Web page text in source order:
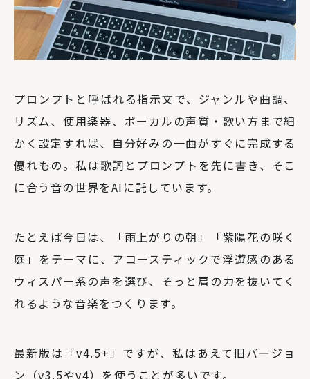
プロンプトと呼ばれる指示文で、ジャンルや曲調、
リズム、使用楽器、ボーカルの声質・歌い方まで細
かく設定すれば、自分好みの一曲がすぐに完成する
優れもの。私は歌詞とプロンプトを先に書き、そこ
に合う音の世界をAIに託しています。
たとえば今日は、「雨上がりの朝」「紫陽花の咲く
庭」をテーマに、アコースティックで浮遊感のある
ウィスパー系の声を選び、そっと肩の力を抜いてく
れるような音楽をつくります。
最新版は「v4.5+」ですが、私はあえて旧バージョ
ン（v3.5やv4）を使うことが多いです。